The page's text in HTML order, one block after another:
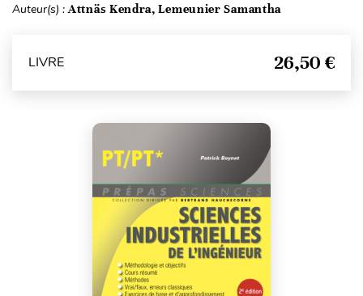
Auteur(s) :Attnäs Kendra, Lemeunier Samantha
LIVRE 26,50 €